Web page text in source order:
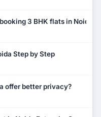
3 BHK flats in Noida?
Step by Step
offer better privacy?